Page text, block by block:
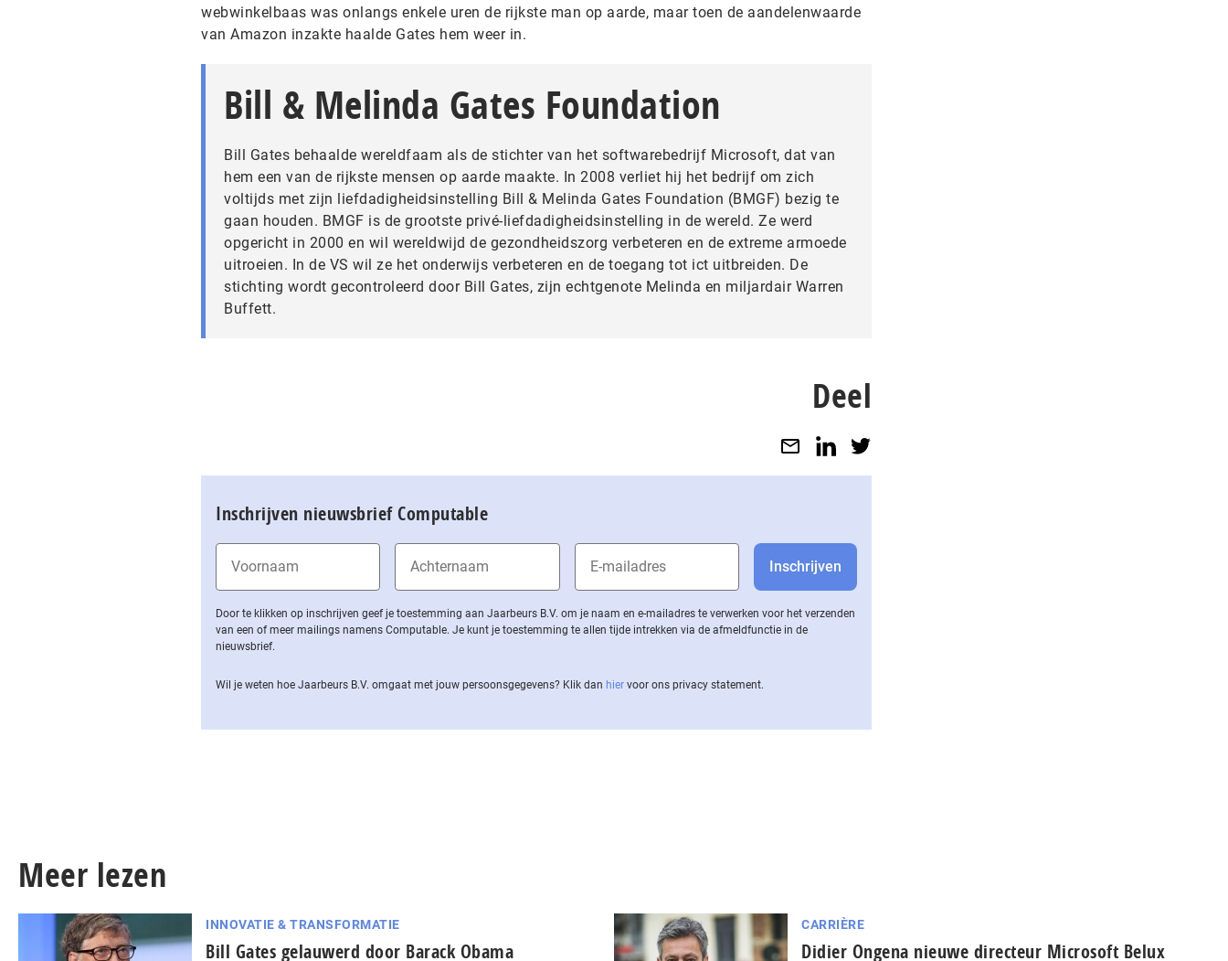
webwinkelbaas was onlangs enkele uren de rijkste man op aarde, maar toen de aandelenwaarde
van Amazon inzakte haalde Gates hem weer in.
Bill & Melinda Gates Foundation
Bill Gates behaalde wereldfaam als de stichter van het softwarebedrijf Microsoft, dat van
hem een van de rijkste mensen op aarde maakte. In 2008 verliet hij het bedrijf om zich
voltijds met zijn liefdadigheidsinstelling Bill & Melinda Gates Foundation (BMGF) bezig te
gaan houden. BMGF is de grootste privé-liefdadigheidsinstelling in de wereld. Ze werd
opgericht in 2000 en wil wereldwijd de gezondheidszorg verbeteren en de extreme armoede
uitroeien. In de VS wil ze het onderwijs verbeteren en de toegang tot ict uitbreiden. De
stichting wordt gecontroleerd door Bill Gates, zijn echtgenote Melinda en miljardair Warren
Buffett.
Deel
Inschrijven nieuwsbrief Computable
Door te klikken op inschrijven geef je toestemming aan Jaarbeurs B.V. om je naam en e-mailadres te verwerken voor het verzenden
van een of meer mailings namens Computable. Je kunt je toestemming te allen tijde intrekken via de af­meld­func­tie in de
nieuwsbrief.
Wil je weten hoe Jaarbeurs B.V. omgaat met jouw per­soons­ge­ge­vens? Klik dan hier voor ons privacy statement.
Meer lezen
INNOVATIE & TRANSFORMATIE
Bill Gates gelauwerd door Barack Obama
CARRIÈRE
Didier Ongena nieuwe directeur Microsoft Belux